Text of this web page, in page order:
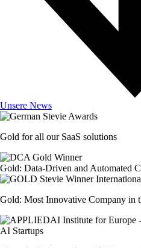
Unsere News
Gold for all our SaaS solutions
Gold: Data-Driven and Automated
Gold: Most Innovative Company in